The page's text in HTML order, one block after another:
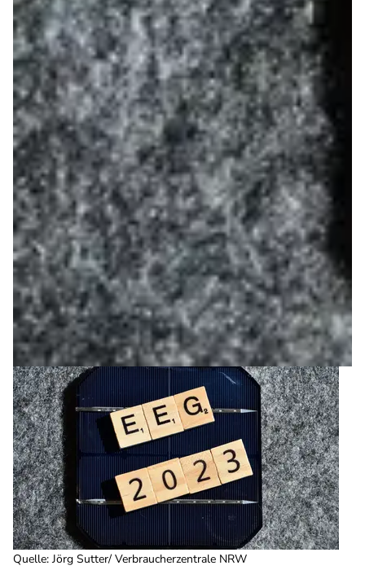
Quelle: Jörg Sutter/ Verbraucherzentrale NRW